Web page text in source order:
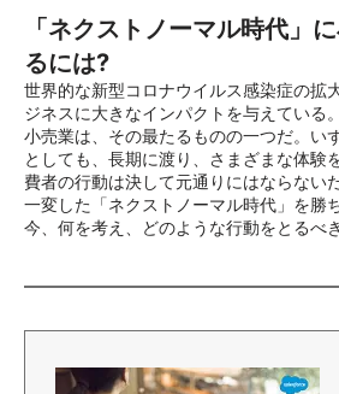
「ネクストノーマル時代」
るには?
世界的な新型コロナウイルス感染症の拡
ジネスに大きなインパクトを与えている
小売業は、その最たるものの一つだ。い
としても、長期に渡り、さまざまな体験
費者の行動は決して元通りにはならない
一変した「ネクストノーマル時代」を勝
今、何を考え、どのような行動をとるべ